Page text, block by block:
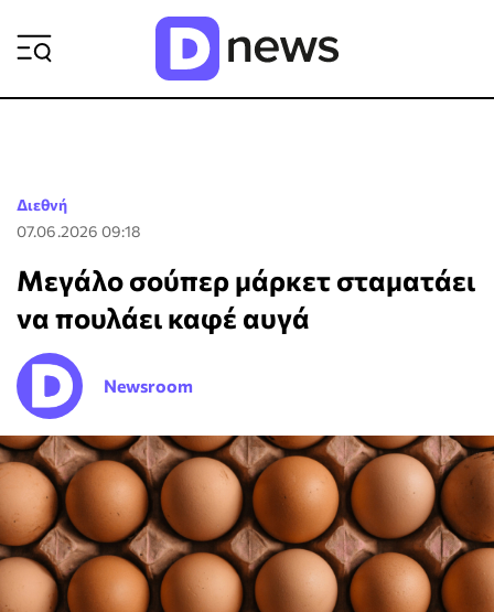
Διεθνή
07.06.2026 09:18
Μεγάλο σούπερ μάρκετ σταματάει
να πουλάει καφέ αυγά
Newsroom